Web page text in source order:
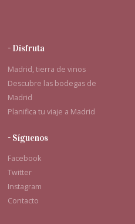
- Disfruta
Madrid, tierra de vinos
Descubre las bodegas de
Madrid
Planifica tu viaje a Madrid
- Síguenos
Facebook
Twitter
Instagram
Contacto